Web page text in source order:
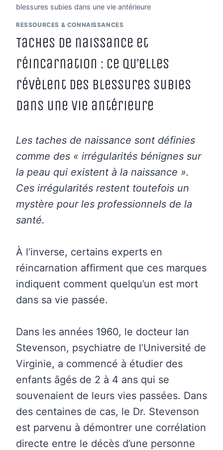
blessures subies dans une vie antérieure
RESSOURCES & CONNAISSANCES
Taches de naissance et
réincarnation : ce qu’elles
révèlent des blessures subies
dans une vie antérieure
Les taches de naissance sont définies
comme des « irrégularités bénignes sur
la peau qui existent à la naissance ».
Ces irrégularités restent toutefois un
mystère pour les professionnels de la
santé.
À l’inverse, certains experts en
réincarnation affirment que ces marques
indiquent comment quelqu’un est mort
dans sa vie passée.
Dans les années 1960, le docteur Ian
Stevenson, psychiatre de l’Université de
Virginie, a commencé à étudier des
enfants âgés de 2 à 4 ans qui se
souvenaient de leurs vies passées. Dans
des centaines de cas, le Dr. Stevenson
est parvenu à démontrer une corrélation
directe entre le décès d’une personne